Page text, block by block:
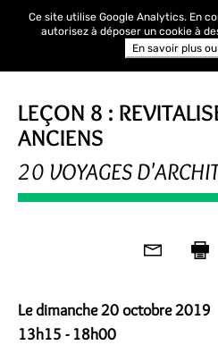
JOURNÉES DE
LEÇON 8 :
ANCIENS
20 VOYAGES
Le dimanche 20 octobre 2019
13h15 - 18h00
Ce site utilise Google Analytics. En
autorisez à déposer un cookie à
En savoir plus